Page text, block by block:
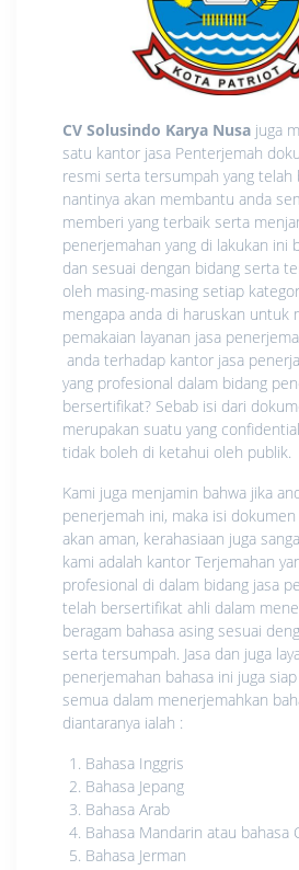
CV Solusindo Karya Nusa juga
satu kantor jasa Penterjemah
resmi serta tersumpah yang telah
nantinya akan membantu anda
memberi yang terbaik serta
penerjemahan yang di lakukan ini
dan sesuai dengan bidang serta
oleh masing-masing setiap
mengapa anda di haruskan untuk
pemakaian layanan jasa
anda terhadap kantor jasa
yang profesional dalam bidang
bersertifikat? Sebab isi dari
merupakan suatu yang
tidak boleh di ketahui oleh publik.
Kami juga menjamin bahwa jika
penerjemah ini, maka isi
akan aman, kerahasiaan juga
kami adalah kantor Terjemahan
profesional di dalam bidang jasa
telah bersertifikat ahli dalam
beragam bahasa asing sesuai
serta tersumpah. Jasa dan juga
penerjemahan bahasa ini juga
semua dalam menerjemahkan
diantaranya ialah :
Bahasa Inggris
Bahasa Jepang
Bahasa Arab
Bahasa Mandarin atau bahasa
Bahasa Jerman